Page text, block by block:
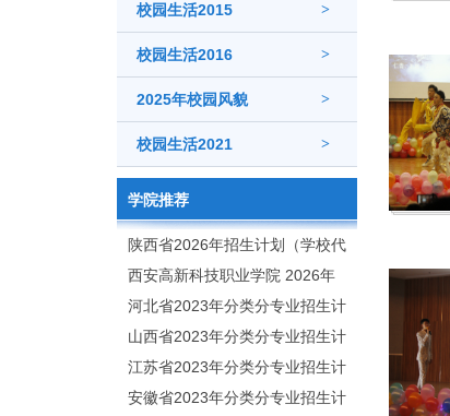
>
校园生活2015
>
校园生活2016
>
2025年校园风貌
>
校园生活2021
学院推荐
陕西省2026年招生计划（学校代
码：8103）
西安高新科技职业学院 2026年
招生章程
河北省2023年分类分专业招生计
划（院校代号：1889）
山西省2023年分类分专业招生计
划（院校代号：5560）
江苏省2023年分类分专业招生计
划（院校代号：8931）
安徽省2023年分类分专业招生计